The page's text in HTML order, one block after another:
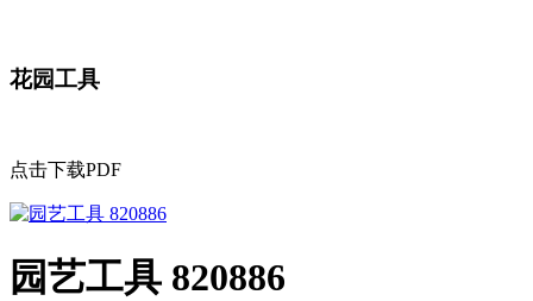
花园工具
点击下载PDF
园艺工具 820886